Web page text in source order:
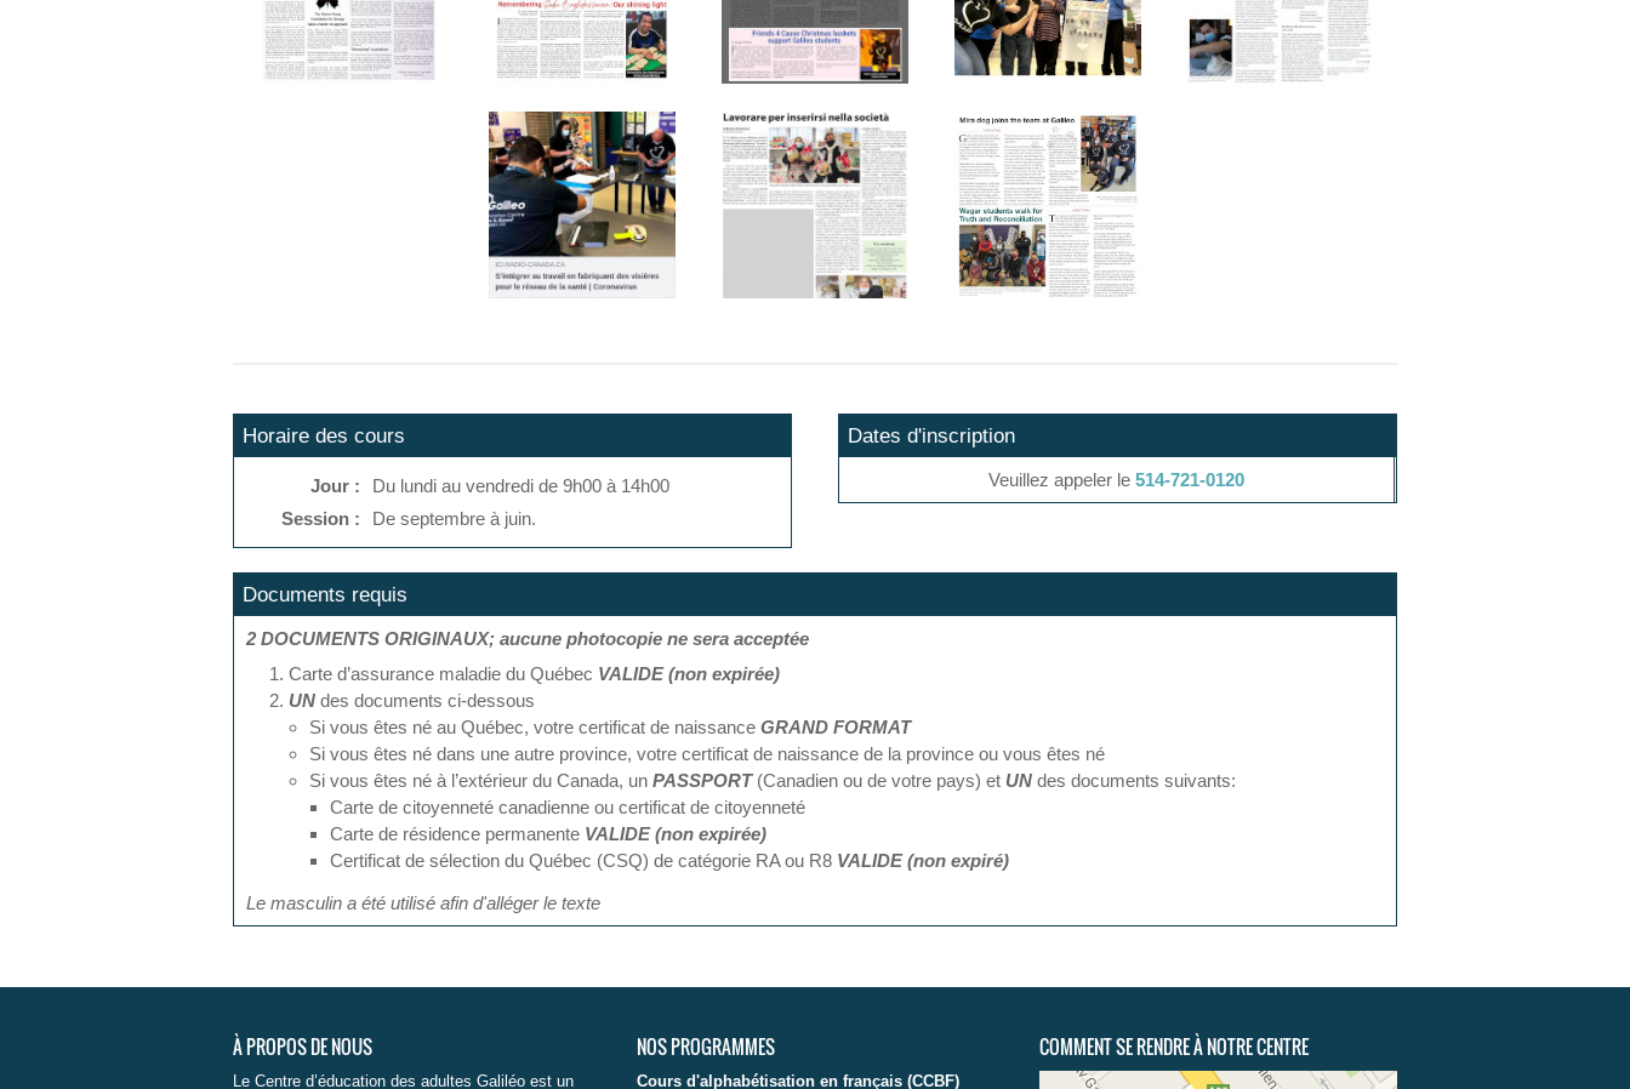
Horaire des cours
Jour :
Du lundi au vendredi de 9h00 à 14h00
Session :
De septembre à juin.
Dates d'inscription
Veuillez appeler le514-721-0120
Documents requis
2 DOCUMENTS ORIGINAUX; aucune photocopie ne sera acceptée
Carte d’assurance maladie du Québec VALIDE (non expirée)
UN des documents ci-dessous
Si vous êtes né au Québec, votre certificat de naissance GRAND FORMAT
Si vous êtes né dans une autre province, votre certificat de naissance de la province ou vous êtes né
Si vous êtes né à l’extérieur du Canada, un PASSPORT(Canadien ou de votre pays) et UN des documents suivants:
Carte de citoyenneté canadienne ou certificat de citoyenneté
Carte de résidence permanente VALIDE (non expirée)
Certificat de sélection du Québec (CSQ) de catégorie RA ou R8 VALIDE (non expiré)
Le masculin a été utilisé afin d'alléger le texte
À PROPOS DE NOUS
Le Centre d’éducation des adultes Galiléo est un
NOS PROGRAMMES
Cours d'alphabétisation en français (CCBF)
COMMENT SE RENDRE À NOTRE CENTRE